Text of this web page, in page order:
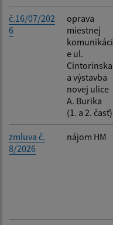
č.16/07/202
6
oprava
miestnej
komunikáci
e ul.
Cintorínska
a výstavba
novej ulice
A. Burika
(1. a 2. časť)
zmluva č.
8/2026
nájom HM